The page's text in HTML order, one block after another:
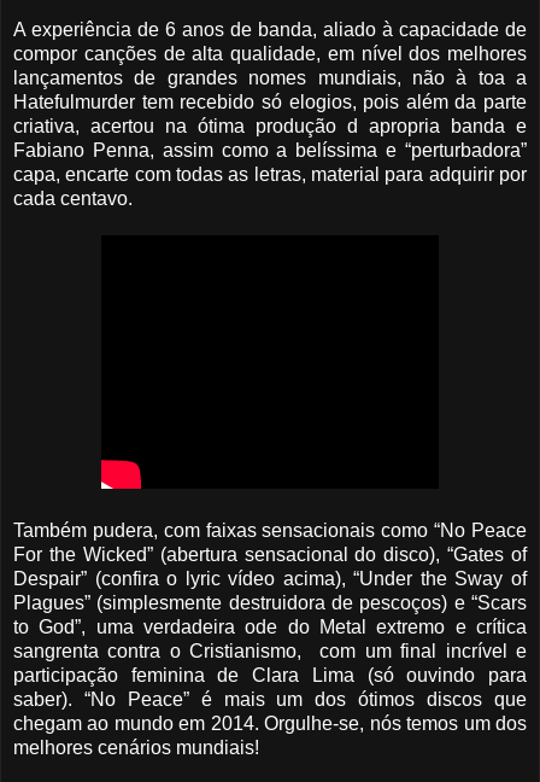
A experiência de 6 anos de banda, aliado à capacidade de
compor canções de alta qualidade, em nível dos melhores
lançamentos de grandes nomes mundiais, não à toa a
Hatefulmurder tem recebido só elogios, pois além da parte
criativa, acertou na ótima produção d apropria banda e
Fabiano Penna, assim como a belíssima e “perturbadora”
capa, encarte com todas as letras, material para adquirir por
cada centavo.
Também pudera, com faixas sensacionais como “No Peace
For the Wicked” (abertura sensacional do disco), “Gates of
Despair” (confira o lyric vídeo acima), “Under the Sway of
Plagues” (simplesmente destruidora de pescoços) e “Scars
to God”, uma verdadeira ode do Metal extremo e crítica
sangrenta contra o Cristianismo, com um final incrível e
participação feminina de Clara Lima (só ouvindo para
saber). “No Peace” é mais um dos ótimos discos que
chegam ao mundo em 2014. Orgulhe-se, nós temos um dos
melhores cenários mundiais!